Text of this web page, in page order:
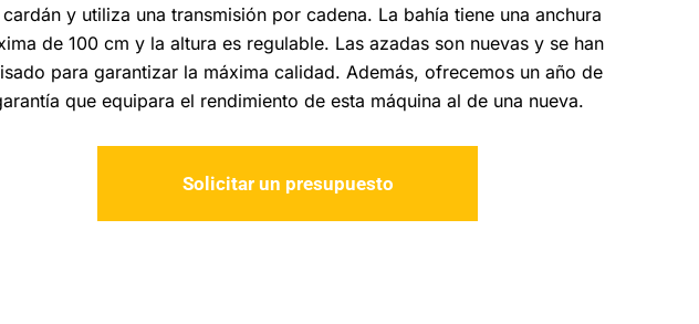
y utiliza una transmisión por cadena. La bahía tiene una anchura
de 100 cm y la altura es regulable. Las azadas son nuevas y se han
para garantizar la máxima calidad. Además, ofrecemos un año de
que equipara el rendimiento de esta máquina al de una nueva.
Solicitar un presupuesto